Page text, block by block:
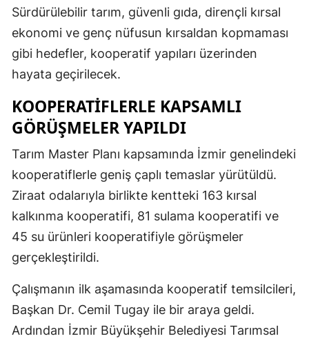
Sürdürülebilir tarım, güvenli gıda, dirençli kırsal
ekonomi ve genç nüfusun kırsaldan kopmaması
gibi hedefler, kooperatif yapıları üzerinden
hayata geçirilecek.
KOOPERATIFLERLE KAPSAMLI
GÖRÜŞMELER YAPILDI
Tarım Master Planı kapsamında İzmir genelindeki
kooperatiflerle geniş çaplı temaslar yürütüldü.
Ziraat odalarıyla birlikte kentteki 163 kırsal
kalkınma kooperatifi, 81 sulama kooperatifi ve
45 su ürünleri kooperatifiyle görüşmeler
gerçekleştirildi.
Çalışmanın ilk aşamasında kooperatif temsilcileri,
Başkan Dr. Cemil Tugay ile bir araya geldi.
Ardından İzmir Büyükşehir Belediyesi Tarımsal